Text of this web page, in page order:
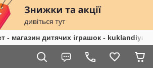
- магазин дитячих іграшок -